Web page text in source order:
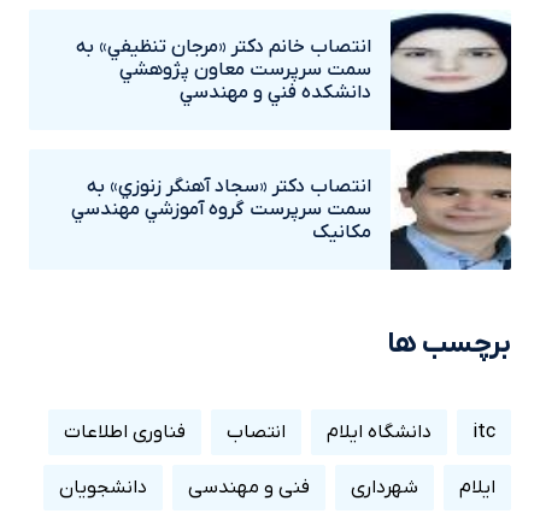
انتصاب خانم دکتر «مرجان تنظيفي» به
سمت سرپرست معاون پژوهشي
دانشکده فني و مهندسي
انتصاب دکتر «سجاد آهنگر زنوزي» به
سمت سرپرست گروه آموزشي مهندسي
مکانيک
برچسب ها
itc دانشگاه ایلام انتصاب فناوری اطلاعات
ایلام شهرداری فنی و مهندسی دانشجویان